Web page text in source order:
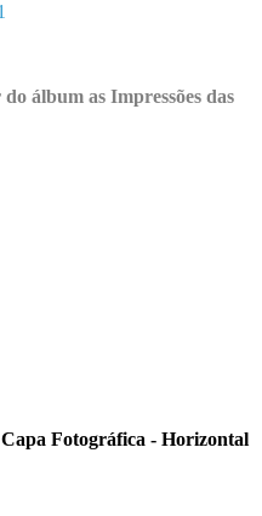
álbum as Impressões das
Fotográfica - Horizontal